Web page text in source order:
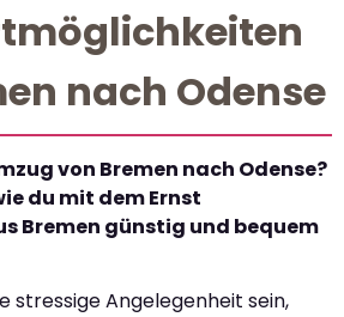
nach Odense
von Bremen nach Odense?
du mit dem Ernst
Bremen günstig und bequem
stressige Angelegenheit sein,